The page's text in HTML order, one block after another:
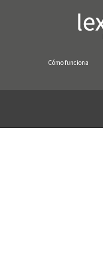
Cómo funciona